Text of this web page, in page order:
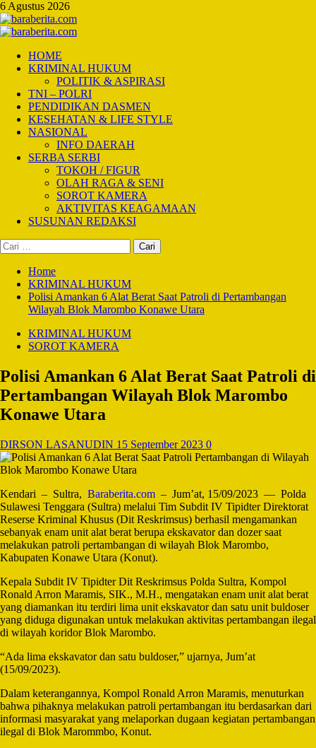
Skip
to
content
6 Agustus 2026
Primary
HOME
KRIMINAL HUKUM
POLITIK & ASPIRASI
TNI – POLRI
PENDIDIKAN DASMEN
KESEHATAN & LIFE STYLE
NASIONAL
INFO DAERAH
SERBA SERBI
TOKOH / FIGUR
OLAH RAGA & SENI
SOROT KAMERA
AKTIVITAS KEAGAMAAN
SUSUNAN REDAKSI
Cari
untuk:
Home
KRIMINAL HUKUM
Polisi Amankan 6 Alat Berat Saat Patroli di Pertambangan
Wilayah Blok Marombo Konawe Utara
KRIMINAL HUKUM
SOROT KAMERA
Polisi Amankan 6 Alat Berat Saat Patroli di
Pertambangan Wilayah Blok Marombo
Konawe Utara
DIRSON LASANUDIN 15 September 2023 0
Kendari – Sultra, Baraberita.com – Jum’at, 15/09/2023 — Polda
Sulawesi Tenggara (Sultra) melalui Tim Subdit IV Tipidter Direktorat
Reserse Kriminal Khusus (Dit Reskrimsus) berhasil mengamankan
sebanyak enam unit alat berat berupa ekskavator dan dozer saat
melakukan patroli pertambangan di wilayah Blok Marombo,
Kabupaten Konawe Utara (Konut).
Kepala Subdit IV Tipidter Dit Reskrimsus Polda Sultra, Kompol
Ronald Arron Maramis, SIK., M.H., mengatakan enam unit alat berat
yang diamankan itu terdiri lima unit ekskavator dan satu unit buldoser
yang diduga digunakan untuk melakukan aktivitas pertambangan ilegal
di wilayah koridor Blok Marombo.
“Ada lima ekskavator dan satu buldoser,” ujarnya, Jum’at
(15/09/2023).
Dalam keterangannya, Kompol Ronald Arron Maramis, menuturkan
bahwa pihaknya melakukan patroli pertambangan itu berdasarkan dari
informasi masyarakat yang melaporkan dugaan kegiatan pertambangan
ilegal di Blok Marommbo, Konut.